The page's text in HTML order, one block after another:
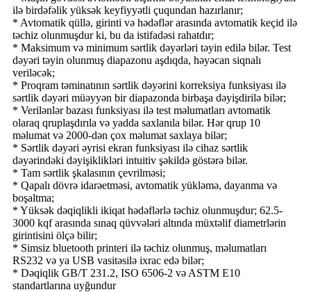
ilə birdəfəlik yüksək keyfiyyətli çuqundan hazırlanır;
* Avtomatik qüllə, girinti və hədəflər arasında avtomatik keçid ilə
təchiz olunmuşdur ki, bu da istifadəsi rahatdır;
* Maksimum və minimum sərtlik dəyərləri təyin edilə bilər. Test
dəyəri təyin olunmuş diapazonu aşdıqda, həyəcan siqnalı
veriləcək;
* Proqram təminatının sərtlik dəyərini korreksiya funksiyası ilə
sərtlik dəyəri müəyyən bir diapazonda birbaşa dəyişdirilə bilər;
* Verilənlər bazası funksiyası ilə test məlumatları avtomatik
olaraq qruplaşdırıla və yadda saxlanıla bilər. Hər qrup 10
məlumat və 2000-dən çox məlumat saxlaya bilər;
* Sərtlik dəyəri əyrisi ekran funksiyası ilə cihaz sərtlik
dəyərindəki dəyişiklikləri intuitiv şəkildə göstərə bilər.
* Tam sərtlik şkalasının çevrilməsi;
* Qapalı dövrə idarəetməsi, avtomatik yükləmə, dayanma və
boşaltma;
* Yüksək dəqiqlikli ikiqat hədəflərlə təchiz olunmuşdur; 62.5-
3000 kqf arasında sınaq qüvvələri altında müxtəlif diametrlərin
girintisini ölçə bilir;
* Simsiz bluetooth printeri ilə təchiz olunmuş, məlumatları
RS232 və ya USB vasitəsilə ixrac edə bilər;
* Dəqiqlik GB/T 231.2, ISO 6506-2 və ASTM E10
standartlarına uyğundur